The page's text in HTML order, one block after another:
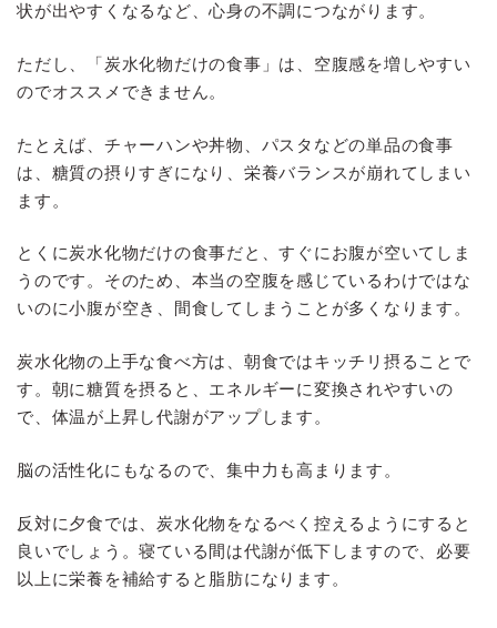
状が出やすくなるなど、心身の不調につながります。
ただし、「炭水化物だけの食事」は、空腹感を増しやすい
のでオススメできません。
たとえば、チャーハンや丼物、パスタなどの単品の食事
は、糖質の摂りすぎになり、栄養バランスが崩れてしまい
ます。
とくに炭水化物だけの食事だと、すぐにお腹が空いてしま
うのです。そのため、本当の空腹を感じているわけではな
いのに小腹が空き、間食してしまうことが多くなります。
炭水化物の上手な食べ方は、朝食ではキッチリ摂ることで
す。朝に糖質を摂ると、エネルギーに変換されやすいの
で、体温が上昇し代謝がアップします。
脳の活性化にもなるので、集中力も高まります。
反対に夕食では、炭水化物をなるべく控えるようにすると
良いでしょう。寝ている間は代謝が低下しますので、必要
以上に栄養を補給すると脂肪になります。